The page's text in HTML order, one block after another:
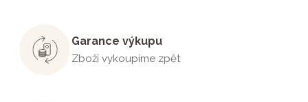
Garance výkupu
Zboží vykoupíme zpět